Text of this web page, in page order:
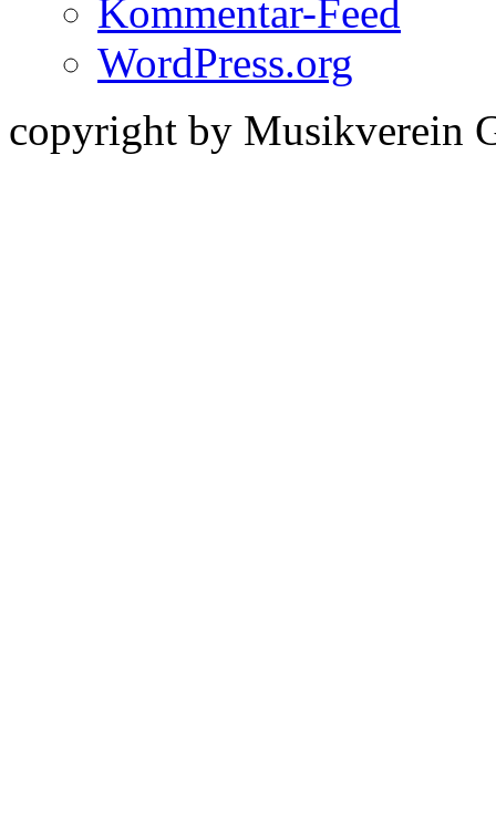
Kommentar-Feed
WordPress.org
copyright by Musikverein